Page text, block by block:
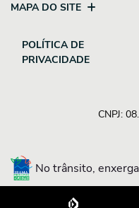
MAPA DO SITE
POLÍTICA DE
PRIVACIDADE
CNPJ:
No trânsito,